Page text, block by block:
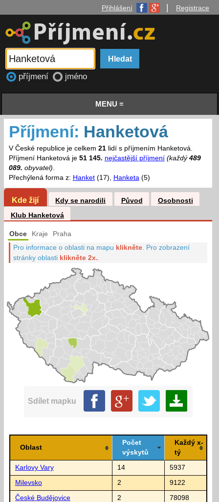
Přihlášení Registrace
příjmení jméno
MENU ≡
Příjmení: Hanketová
V České republice je celkem 21lidí s příjmením Hanketová.
Příjmení Hanketová je 51 145. nejčastější příjmení (každý 489
089. obyvatel).
Přechýlená forma z: Hanket(17), Hanketa(5)
Kde žijí Kdy se narodili Původ
Osobnosti
Klub Hanketová
Obce Kraje Praha
Pro informace o oblasti na mapu klikněte Pro zobrazení
stránky oblasti klikněte 2x.
Sdílet mapku
Oblast
Počet
výskytů
Každý x-
tý
Karlovy Vary 14 5937
Milevsko 2 9122
České Budějovice 2 78098